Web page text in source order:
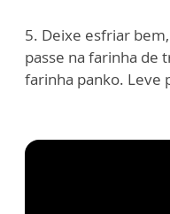
5. Deixe esfriar
passe na farinha de
farinha panko. Leve